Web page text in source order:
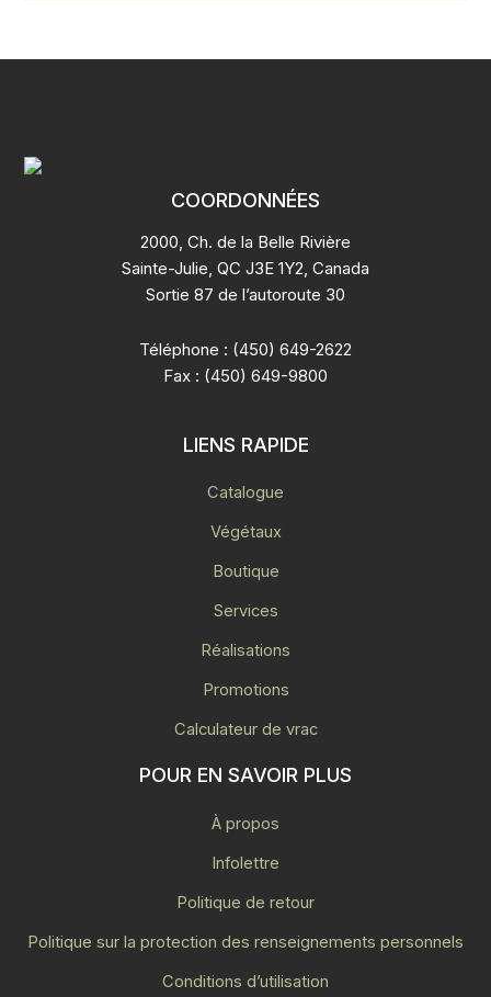
COORDONNÉES
2000, Ch. de la Belle Rivière
Sainte-Julie, QC J3E 1Y2, Canada
Sortie 87 de l’autoroute 30
Téléphone : (450) 649-2622
Fax : (450) 649-9800
LIENS RAPIDE
Catalogue
Végétaux
Boutique
Services
Réalisations
Promotions
Calculateur de vrac
POUR EN SAVOIR PLUS
À propos
Infolettre
Politique de retour
Politique sur la protection des renseignements personnels
Conditions d’utilisation